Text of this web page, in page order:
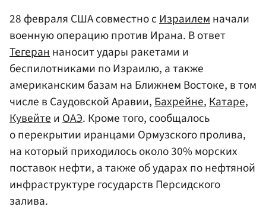
28 февраля США совместно сИзраилемначали
военную операцию против Ирана. В ответ
Тегераннаносит удары ракетами и
беспилотниками по Израилю, а также
американским базам на Ближнем Востоке, в том
числе в Саудовской Аравии,Бахрейне,Катаре,
КувейтеиОАЭ. Кроме того, сообщалось
о перекрытии иранцами Ормузского пролива,
на который приходилось около 30% морских
поставок нефти, а также об ударах по нефтяной
инфраструктуре государств Персидского
залива.